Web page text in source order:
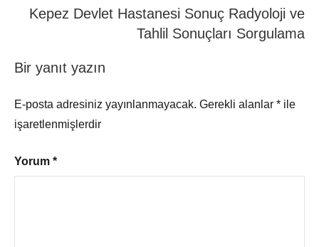
Kepez Devlet Hastanesi Sonuç Radyoloji ve
Tahlil Sonuçları Sorgulama
Bir yanıt yazın
E-posta adresiniz yayınlanmayacak. Gerekli alanlar * ile
işaretlenmişlerdir
Yorum *